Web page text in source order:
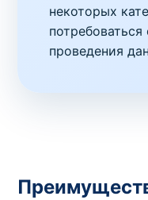
некоторых
проведения